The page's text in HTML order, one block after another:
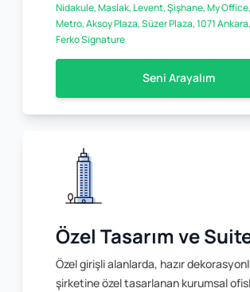
Nidakule, Maslak, Levent, Şişhane, My
Metro, Aksoy Plaza, Süzer Plaza, 1071
Ferko Signature
Seni Arayalım
Özel Tasarım ve
Özel girişli alanlarda, hazır
şirketine özel tasarlanan kurumsal